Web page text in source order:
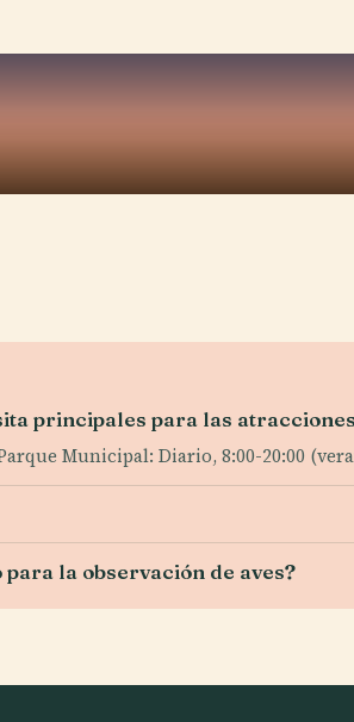
principales para las
Municipal: Diario, 8:00-20:00
la observación de aves?